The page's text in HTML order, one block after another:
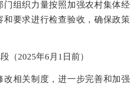
门组织力量按照加强农村集体经
和要求进行检查验收，确保政策
（2025年6 月1日 前）
改相关制度，进一步完善和加强